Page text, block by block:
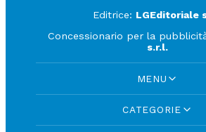
Editrice: LGEditoriale
Concessionario per la
s.r.l.
MENU
CATEGORIE